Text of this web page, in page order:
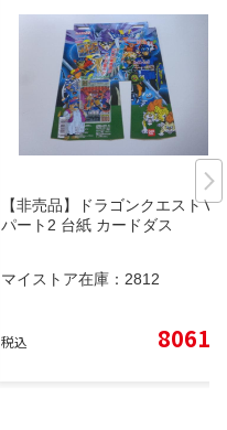
【非売品】ドラゴンクエストⅤ
パート2 台紙 カードダス
マイストア在庫： 2812
税込 8061